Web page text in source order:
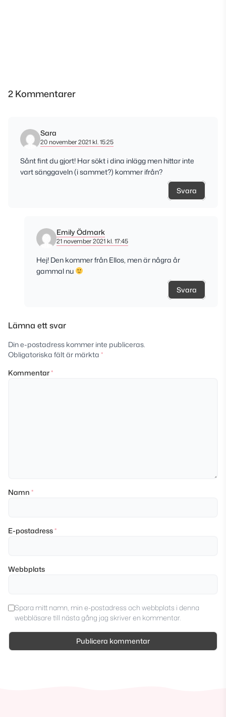
2 Kommentarer
Sara
20 november 2021 kl. 15:25
Sånt fint du gjort! Har sökt i dina inlägg men hittar inte
vart sänggaveln (i sammet?) kommer ifrån?
Svara
Emily Ödmark
21 november 2021 kl. 17:45
Hej! Den kommer från Ellos, men är några år
gammal nu
Svara
Lämna ett svar
Din e-postadress kommer inte publiceras.
Obligatoriska fält är märkta *
Kommentar*
Namn *
E-postadress*
Webbplats
Spara mitt namn, min e-postadress och webbplats i denna
webbläsare till nästa gång jag skriver en kommentar.